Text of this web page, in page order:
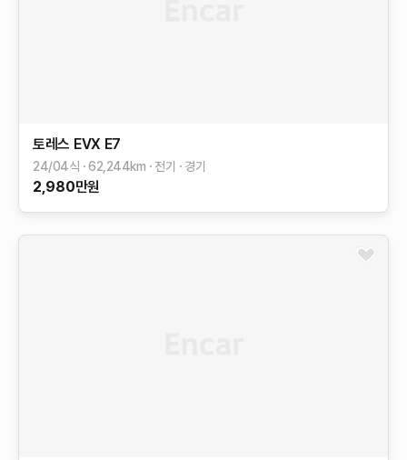
토레스 EVX E7
24/04식 62,244km 전기 경기
2,980만원